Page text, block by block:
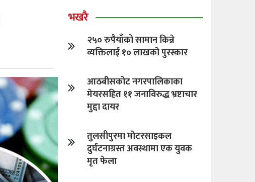
भखरै
२५० रुपैयाँको सामान किन्ने
व्यक्तिलाई १० लाखको पुरस्कार
आठबीसकोट नगरपालिकाका
मेयरसहित ११ जनाविरुद्ध भ्रष्टाचार
मुद्दा दायर
तुलसीपुरमा माेटरसाइकल
दुर्घटनाग्रस्त अवस्थामा एक युवक
मृत फेला